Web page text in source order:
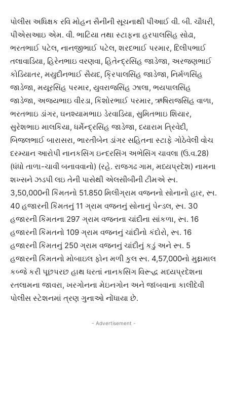
પોલીસ અધિક્ષક રવિ મોહન સૈનીની સૂચનાથી પીઆઈ વી. બી. ચૌધરી,
પીએસઆઇ એમ. વી. ભાટિયા તથા સ્ટાફના હરપાલસિંહ સોઢા,
ભરતભાઈ પટેલ, નાનજીભાઈ પટેલ, શરદભાઈ પરમાર, દિલીપભાઈ
તલાવાડિયા, હિરેનભાઇ વરણવા, હિતેન્દ્રસિંહ જાડેજા, અરજણભાઈ
કોડિયાતર, મયુદીનભાઈ સૈયદ, ક્રિપાલસિંહ જાડેજા, નિર્મળસિંહ
જાડેજા, મયૂરસિંહ પરમાર, યુવરાજસિંહ ઝાલા, ભયપાલસિંહ
જાડેજા, અજયભાઇ વીરડા, કિશોરભાઈ પરમાર, ઋષિરાજસિંહ વાળા,
ભરતભાઇ ડાંગર, ઘનશ્યામભાઇ ડેરવાડિયા, સુમિતભાઇ શિયાર,
સુરેશભાઇ માલકિયા, ધર્મેન્દ્રસિંહ જાડેજા, દયારામ ત્રિવેદી,
બિજલભાઈ બારાસરા, ભારતીબેન ડાંગર સહિતના સ્ટાફે ગોઠેવેલી વોચ
દરમ્યાન આરોપી નાનકસિંગ ઇન્દરસિંગ અભેસિંગ ચાવલા (ઉ.વ.28)
(ધંધો તાળા-ચાવી બનાવવાનો) (રહે. રાજગઢ ગામ, મધ્યપ્રદેશ) નામના
શખ્સને ઝડપી લઇ તેની પાસેથી એલસીબીની ટીમએ રૂા.
3,50,000ની કિંમતનો 51.850 મિલીગ્રામ વજનનો સોનાનો હાર, રૂા.
40 હજારની કિંમતનું 11 ગ્રામ વજનનું સોનાનું પેન્ડલ, રૂા. 30
હજારની કિંમતના 297 ગ્રામ વજનના ચાંદીના સાંકળા, રૂા. 16
હજારની કિંમતનો 109 ગ્રામ વજનનું ચાંદીનો કંદોરો, રૂા. 16
હજારની કિંમતનું 250 ગ્રામ વજનનું ચાંદીનું કડું અને રૂા. 5
હજારની કિંમતનો મોબાઇલ ફોન મળી કુલ રૂા. 4,57,000નો મુદ્દામાલ
કબ્જે કરી પૂછપરછ હાથ ધરતાં નાનકસિંગ વિરૂદ્ધ મધ્યપ્રદેશના
રતલામના જાવરા, ખરગોનના મેઇનગોન અને જાંબવાના કાલીદેવી
પોલીસ સ્ટેશનમાં ત્રણ ગુનાઓ નોંધાયા છે.
- Advertisement -